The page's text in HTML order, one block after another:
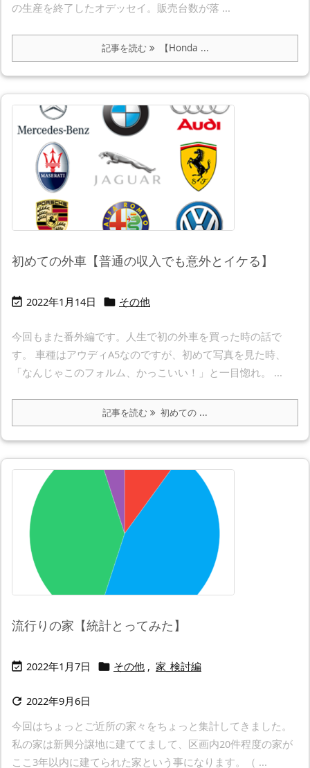
の生産を終了したオデッセイ。販売台数が落 ...
記事を読む 【Honda ...
初めての外車【普通の収入でも意外とイケる】
 2022年1月14日  その他
今回もまた番外編です。人生で初の外車を買った時の話で
す。 車種はアウディA5なのですが、初めて写真を見た時、
「なんじゃこのフォルム、かっこいい！」と一目惚れ。 ...
記事を読む 初めての ...
流行りの家【統計とってみた】
 2022年1月7日  その他 , 家_検討編
 2022年9月6日
今回はちょっとご近所の家々をちょっと集計してきました。
私の家は新興分譲地に建ててまして、区画内20件程度の家が
ここ3年以内に建てられた家という事になります。（ ...